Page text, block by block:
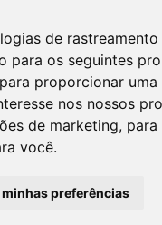
de rastreamento
para os seguintes
para proporcionar uma
nos nossos
de marketing,
você.
preferências